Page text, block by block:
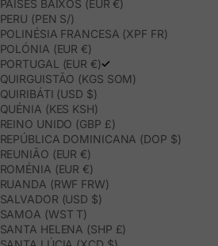
PAÍSES BAIXOS (EUR €)
PERU (PEN S/)
POLINÉSIA FRANCESA (XPF FR)
POLÓNIA (EUR €)
PORTUGAL (EUR €)
QUIRGUISTÃO (KGS SOM)
QUIRIBÁTI (USD $)
QUÉNIA (KES KSH)
REINO UNIDO (GBP £)
REPÚBLICA DOMINICANA (DOP $)
REUNIÃO (EUR €)
ROMÉNIA (EUR €)
RUANDA (RWF FRW)
SALVADOR (USD $)
SAMOA (WST T)
SANTA HELENA (SHP £)